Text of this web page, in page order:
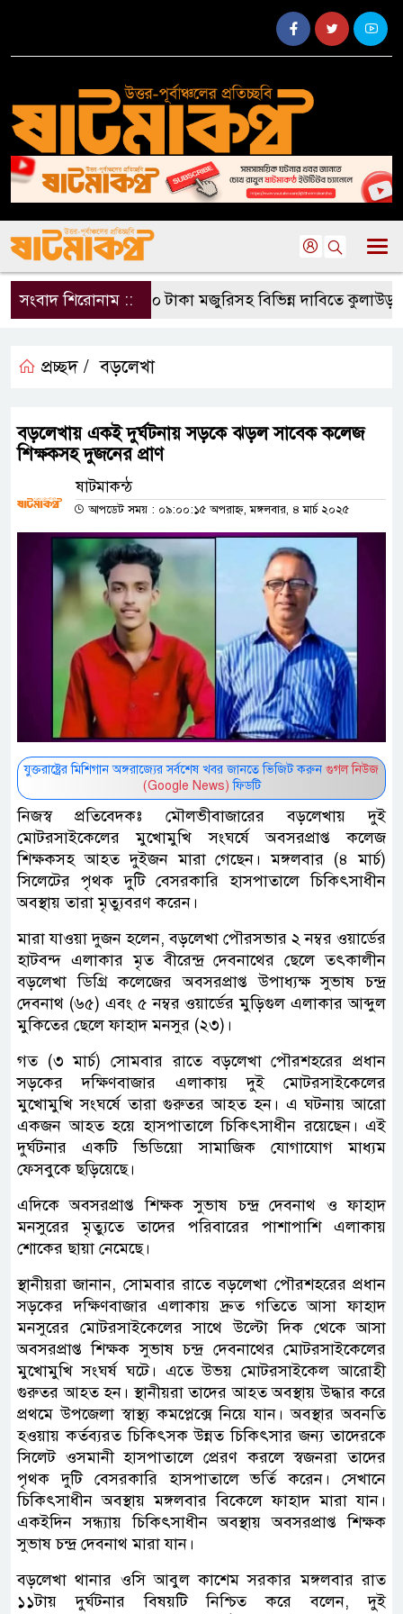
সংবাদ শিরোনাম ::৫০০ টাকা মজুরিসহ বিভিন্ন দাবিতে কুলাউড়ায়
প্রচ্ছদ / বড়লেখা
বড়লেখায় একই দুর্ঘটনায় সড়কে ঝড়ল সাবেক কলেজ
শিক্ষকসহ দুজনের প্রাণ
ষাটমাকন্ঠ
আপডেট সময় : ০৯:০০:১৫ অপরাহ্ন, মঙ্গলবার, ৪ মার্চ ২০২৫
যুক্তরাষ্ট্রের মিশিগান অঙ্গরাজ্যের সর্বশেষ খবর জানতে ভিজিট করুন গুগল নিউজ
(Google News) ফিডটি
নিজস্ব প্রতিবেদকঃ মৌলভীবাজারের বড়লেখায় দুই
মোটরসাইকেলের মুখোমুখি সংঘর্ষে অবসরপ্রাপ্ত কলেজ
শিক্ষকসহ আহত দুইজন মারা গেছেন। মঙ্গলবার (৪ মার্চ)
সিলেটের পৃথক দুটি বেসরকারি হাসপাতালে চিকিৎসাধীন
অবস্থায় তারা মৃত্যুবরণ করেন।
মারা যাওয়া দুজন হলেন, বড়লেখা পৌরসভার ২ নম্বর ওয়ার্ডের
হাটবন্দ এলাকার মৃত বীরেন্দ্র দেবনাথের ছেলে তৎকালীন
বড়লেখা ডিগ্রি কলেজের অবসরপ্রাপ্ত উপাধ্যক্ষ সুভাষ চন্দ্র
দেবনাথ (৬৫) এবং ৫ নম্বর ওয়ার্ডের মুড়িগুল এলাকার আব্দুল
মুকিতের ছেলে ফাহাদ মনসুর (২৩)।
গত (৩ মার্চ) সোমবার রাতে বড়লেখা পৌরশহরের প্রধান
সড়কের দক্ষিণবাজার এলাকায় দুই মোটরসাইকেলের
মুখোমুখি সংঘর্ষে তারা গুরুতর আহত হন। এ ঘটনায় আরো
একজন আহত হয়ে হাসপাতালে চিকিৎসাধীন রয়েছেন। এই
দুর্ঘটনার একটি ভিডিয়ো সামাজিক যোগাযোগ মাধ্যম
ফেসবুকে ছড়িয়েছে।
এদিকে অবসরপ্রাপ্ত শিক্ষক সুভাষ চন্দ্র দেবনাথ ও ফাহাদ
মনসুরের মৃত্যুতে তাদের পরিবারের পাশাপাশি এলাকায়
শোকের ছায়া নেমেছে।
স্থানীয়রা জানান, সোমবার রাতে বড়লেখা পৌরশহরের প্রধান
সড়কের দক্ষিণবাজার এলাকায় দ্রুত গতিতে আসা ফাহাদ
মনসুরের মোটরসাইকেলের সাথে উল্টো দিক থেকে আসা
অবসরপ্রাপ্ত শিক্ষক সুভাষ চন্দ্র দেবনাথের মোটরসাইকেলের
মুখোমুখি সংঘর্ষ ঘটে। এতে উভয় মোটরসাইকেল আরোহী
গুরুতর আহত হন। স্থানীয়রা তাদের আহত অবস্থায় উদ্ধার করে
প্রথমে উপজেলা স্বাস্থ্য কমপ্লেক্সে নিয়ে যান। অবস্থার অবনতি
হওয়ায় কর্তব্যরত চিকিৎসক উন্নত চিকিৎসার জন্য তাদেরকে
সিলেট ওসমানী হাসপাতালে প্রেরণ করলে স্বজনরা তাদের
পৃথক দুটি বেসরকারি হাসপাতালে ভর্তি করেন। সেখানে
চিকিৎসাধীন অবস্থায় মঙ্গলবার বিকেলে ফাহাদ মারা যান।
একইদিন সন্ধ্যায় চিকিৎসাধীন অবস্থায় অবসরপ্রাপ্ত শিক্ষক
সুভাষ চন্দ্র দেবনাথ মারা যান।
বড়লেখা থানার ওসি আবুল কাশেম সরকার মঙ্গলবার রাত
১১টায় দুর্ঘটনার বিষয়টি নিশ্চিত করে বলেন, দুই